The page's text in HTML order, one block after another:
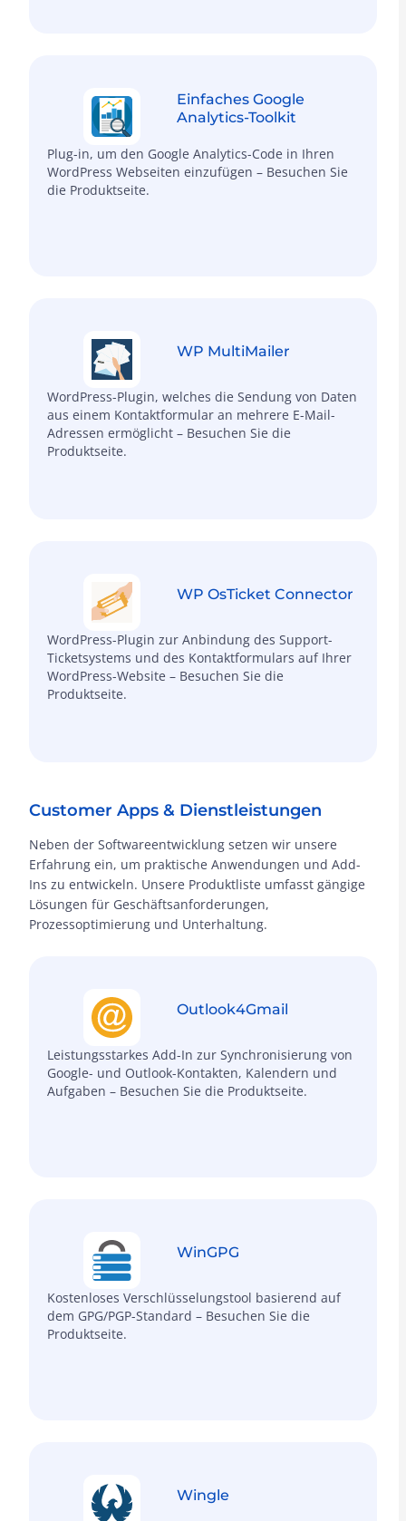
Einfaches Google
Analytics-Toolkit
Plug-in, um den Google Analytics-Code in Ihren
WordPress Webseiten einzufügen – Besuchen Sie
die Produktseite.
WP MultiMailer
WordPress-Plugin, welches die Sendung von Daten
aus einem Kontaktformular an mehrere E-Mail-
Adressen ermöglicht – Besuchen Sie die
Produktseite.
WP OsTicket Connector
WordPress-Plugin zur Anbindung des Support-
Ticketsystems und des Kontaktformulars auf Ihrer
WordPress-Website – Besuchen Sie die
Produktseite.
Customer Apps & Dienstleistungen
Neben der Softwareentwicklung setzen wir unsere
Erfahrung ein, um praktische Anwendungen und Add-
Ins zu entwickeln. Unsere Produktliste umfasst gängige
Lösungen für Geschäftsanforderungen,
Prozessoptimierung und Unterhaltung.
Outlook4Gmail
Leistungsstarkes Add-In zur Synchronisierung von
Google- und Outlook-Kontakten, Kalendern und
Aufgaben – Besuchen Sie die Produktseite.
WinGPG
Kostenloses Verschlüsselungstool basierend auf
dem GPG/PGP-Standard – Besuchen Sie die
Produktseite.
Wingle